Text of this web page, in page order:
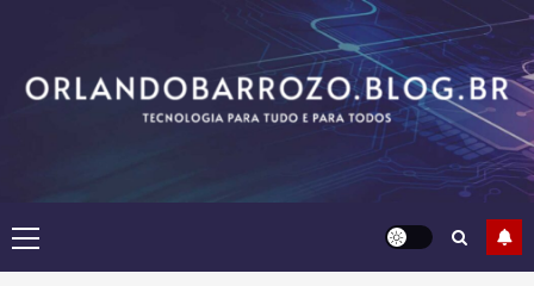
content
Primary
Menu